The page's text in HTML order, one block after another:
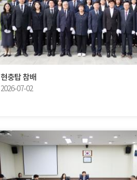
현충탑 참배
2026-07-02